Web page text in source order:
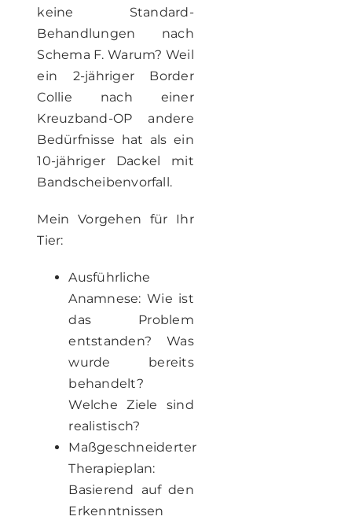
keine Standard-
Behandlungen nach
Schema F. Warum? Weil
ein 2-jähriger Border
Collie nach einer
Kreuzband-OP andere
Bedürfnisse hat als ein
10-jähriger Dackel mit
Bandscheibenvorfall.
Mein Vorgehen für Ihr
Tier:
Ausführliche
Anamnese: Wie ist
das Problem
entstanden? Was
wurde bereits
behandelt?
Welche Ziele sind
realistisch?
Maßgeschneiderter
Therapieplan:
Basierend auf den
Erkenntnissen